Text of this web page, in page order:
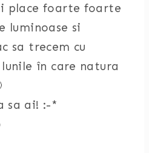
place foarte foarte
luminoase si
sa trecem cu
în care natura
sa ai! :-*